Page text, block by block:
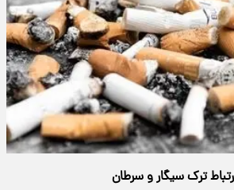
ترک سیگار و سرطان